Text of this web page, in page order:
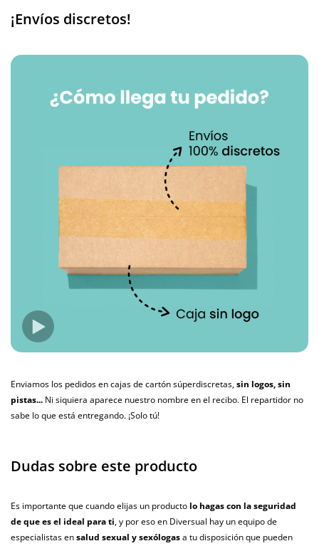
¡Envíos discretos!
Enviamos los pedidos en cajas de cartón súperdiscretas,sin logos, sin
pistas... Ni siquiera aparece nuestro nombre en el recibo. El repartidor no
sabe lo que está entregando. ¡Solo tú!
Dudas sobre este producto
Es importante que cuando elijas un producto lo hagas con la seguridad
de que es el ideal para ti, y por eso en Diversual hay un equipo de
especialistas ensalud sexual y sexólogasa tu disposición que pueden